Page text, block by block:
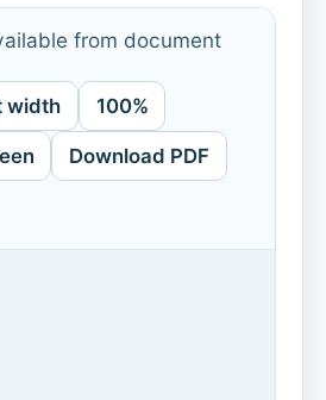
from document
width 100%
Download PDF